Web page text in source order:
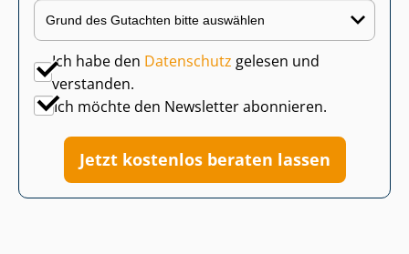
Ich habe den Datenschutz gelesen und
verstanden.
Ich möchte den Newsletter abonnieren.
Jetzt kostenlos beraten lassen